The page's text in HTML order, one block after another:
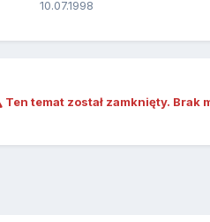
10.07.1998
Ten temat został zamknięty. Brak